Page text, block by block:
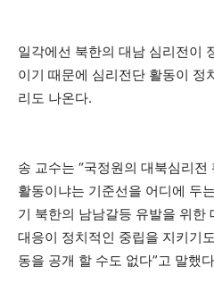
일각에선 북한의 대남 심리전이
이기 때문에 심리전단 활동이 정
리도 나온다.
송 교수는 “국정원의 대북심리
활동이냐는 기준선을 어디에 두
기 북한의 남남갈등 유발을 위한
대응이 정치적인 중립을 지키기
동을 공개 할 수도 없다”고 말했